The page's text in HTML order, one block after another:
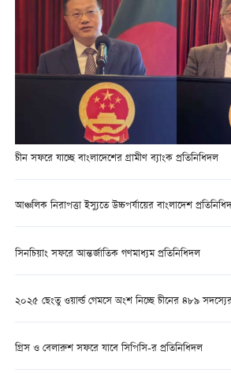
চীন সফরে যাচ্ছে বাংলাদেশের গ্রামীণ ব্যাংক প্রতিনিধিদল
আঞ্চলিক নিরাপত্তা ইস্যুতে উচ্চপর্যায়ের বাংলাদেশ
সিনচিয়াং সফরে আন্তর্জাতিক গণমাধ্যম প্রতিনিধিদল
২০২৫ ছেংতু ওয়ার্ল্ড গেমসে অংশ নিচ্ছে চীনের ৪৮৯
গ্রিস ও বেলারুশ সফরে যাবে সিপিসি-র প্রতিনিধিদল